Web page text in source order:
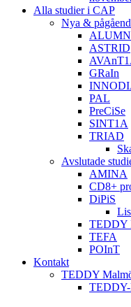
Alla studier i CAP
Nya &
ASTRID
GRaIn
PAL
PreCiSe
SINT1A
TRIAD
Avslutade
AMINA
CD8+
DiPiS
TEDDY
TEFA
POInT
Kontakt
TEDDY